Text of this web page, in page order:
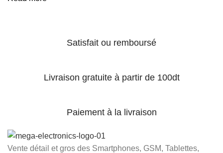
Satisfait ou remboursé
Livraison gratuite à partir de 100dt
Paiement à la livraison
Vente détail et gros des Smartphones, GSM, Tablettes,